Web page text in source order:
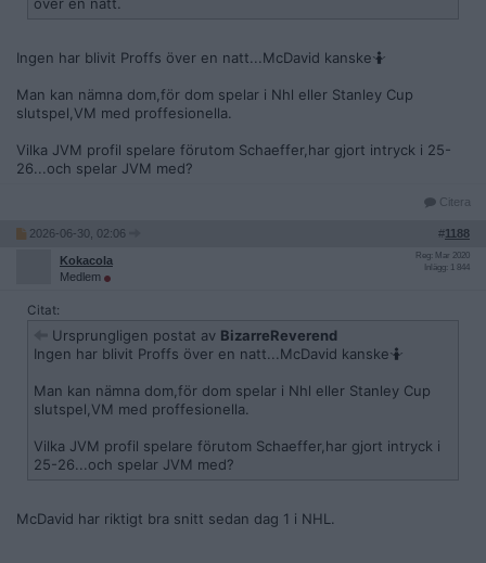
Ingen har blivit Proffs över en natt...McDavid kanske🤷
Man kan nämna dom,för dom spelar i Nhl eller Stanley Cup
slutspel,VM med proffesionella.
Vilka JVM profil spelare förutom Schaeffer,har gjort intryck i 25-
26...och spelar JVM med?
Citera
2026-06-30, 02:06 #1188
Kokacola
Medlem
Reg: Mar 2020
Inlägg: 1 844
Citat:
Ursprungligen postat av BizarreReverend
Ingen har blivit Proffs över en natt...McDavid kanske🤷
Man kan nämna dom,för dom spelar i Nhl eller Stanley Cup
slutspel,VM med proffesionella.
Vilka JVM profil spelare förutom Schaeffer,har gjort intryck i
25-26...och spelar JVM med?
McDavid har riktigt bra snitt sedan dag 1 i NHL.